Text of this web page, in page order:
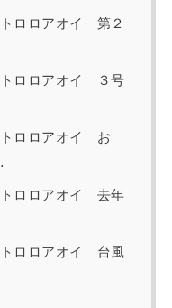
ロロアオイ 第２
トロロアオイ ３号
トロロアオイ お
トロロアオイ 去年
トロロアオイ 台風